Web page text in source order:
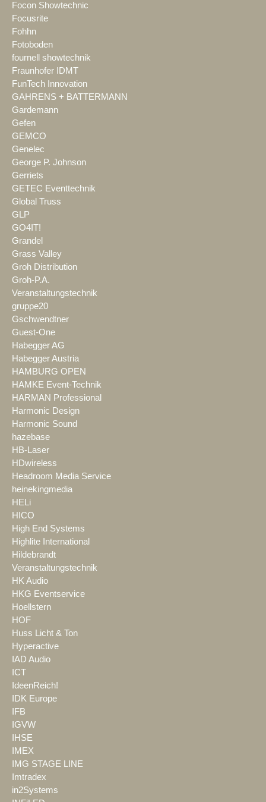
Focon Showtechnic
Focusrite
Fohhn
Fotoboden
fournell showtechnik
Fraunhofer IDMT
FunTech Innovation
GAHRENS + BATTERMANN
Gardemann
Gefen
GEMCO
Genelec
George P. Johnson
Gerriets
GETEC Eventtechnik
Global Truss
GLP
GO4IT!
Grandel
Grass Valley
Groh Distribution
Groh-P.A.
Veranstaltungstechnik
gruppe20
Gschwendtner
Guest-One
Habegger AG
Habegger Austria
HAMBURG OPEN
HAMKE Event-Technik
HARMAN Professional
Harmonic Design
Harmonic Sound
hazebase
HB-Laser
HDwireless
Headroom Media Service
heinekingmedia
HELi
HICO
High End Systems
Highlite International
Hildebrandt
Veranstaltungstechnik
HK Audio
HKG Eventservice
Hoellstern
HOF
Huss Licht & Ton
Hyperactive
IAD Audio
ICT
IdeenReich!
IDK Europe
IFB
IGVW
IHSE
IMEX
IMG STAGE LINE
Imtradex
in2Systems